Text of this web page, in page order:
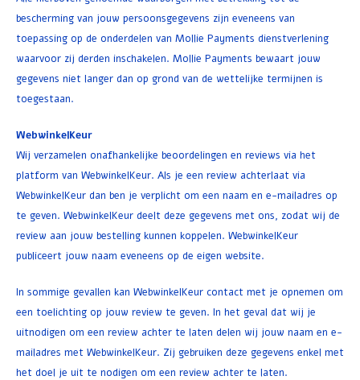
bescherming van jouw persoonsgegevens zijn eveneens van
toepassing op de onderdelen van Mollie Payments dienstverlening
waarvoor zij derden inschakelen. Mollie Payments bewaart jouw
gegevens niet langer dan op grond van de wettelijke termijnen is
toegestaan.
WebwinkelKeur
Wij verzamelen onafhankelijke beoordelingen en reviews via het
platform van WebwinkelKeur. Als je een review achterlaat via
WebwinkelKeur dan ben je verplicht om een naam en e-mailadres op
te geven. WebwinkelKeur deelt deze gegevens met ons, zodat wij de
review aan jouw bestelling kunnen koppelen. WebwinkelKeur
publiceert jouw naam eveneens op de eigen website.
In sommige gevallen kan WebwinkelKeur contact met je opnemen om
een toelichting op jouw review te geven. In het geval dat wij je
uitnodigen om een review achter te laten delen wij jouw naam en e-
mailadres met WebwinkelKeur. Zij gebruiken deze gegevens enkel met
het doel je uit te nodigen om een review achter te laten.